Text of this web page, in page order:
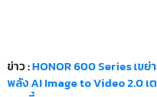
ข่าว :HONOR 600 Series เข
พลัง AI Image to Video 2.0 เ